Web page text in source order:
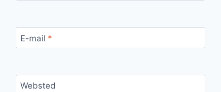
E-mail *
Websted